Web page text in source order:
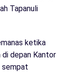
Tapanuli
ketika
di depan Kantor
sempat